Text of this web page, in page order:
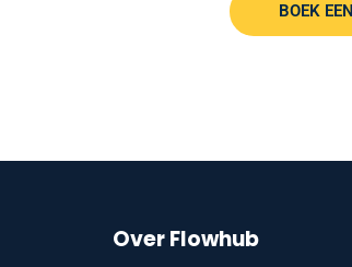
BOEK
Over Flowhub